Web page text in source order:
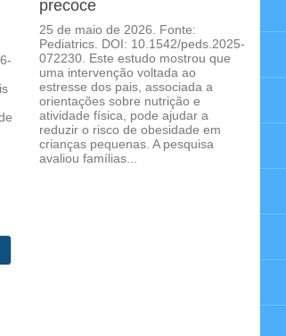
precoce
25 de maio de 2026. Fonte:
Pediatrics. DOI: 10.1542/peds.2025-
072230. Este estudo mostrou que
uma intervenção voltada ao
estresse dos pais, associada a
orientações sobre nutrição e
atividade física, pode ajudar a
reduzir o risco de obesidade em
crianças pequenas. A pesquisa
avaliou famílias...